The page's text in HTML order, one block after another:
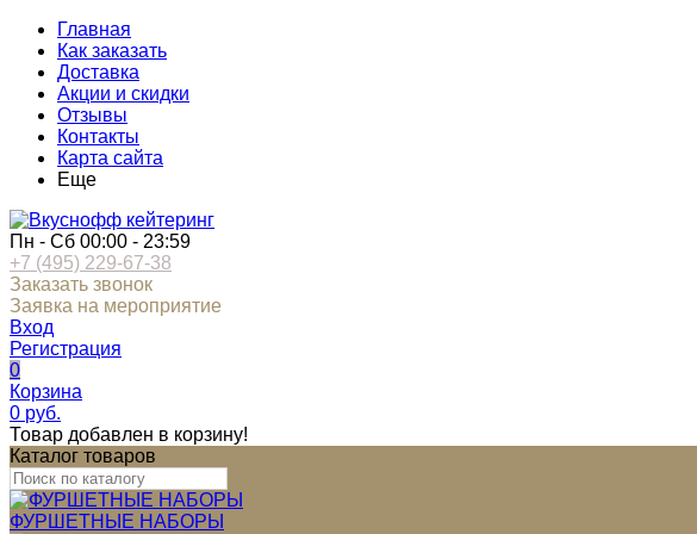
Главная
Как заказать
Доставка
Акции и скидки
Отзывы
Контакты
Карта сайта
Еще
Пн - Сб 00:00 - 23:59
+7 (495) 229-67-38
Заказать звонок
Заявка на мероприятие
Вход
Регистрация
0
Корзина
0 руб.
Товар добавлен в корзину!
Каталог товаров
ФУРШЕТНЫЕ НАБОРЫ